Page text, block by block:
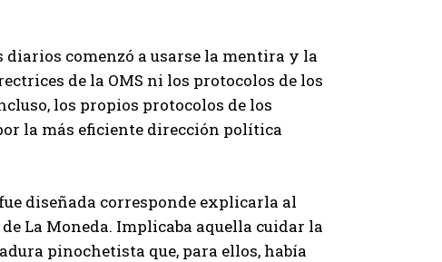
diarios comenzó a usarse la mentira y la
de la OMS ni los protocolos de los
los propios protocolos de los
la más eficiente dirección política
diseñada corresponde explicarla al
La Moneda. Implicaba aquella cuidar la
pinochetista que, para ellos, había